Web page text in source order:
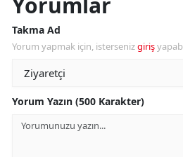
Takma Ad
Yorum yapmak için, istersenizgiriş
Yorum Yazın (500 Karakter)